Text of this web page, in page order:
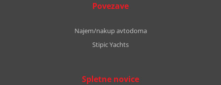
Povezave
Najem/nakup avtodoma
Stipic Yachts
Spletne novice